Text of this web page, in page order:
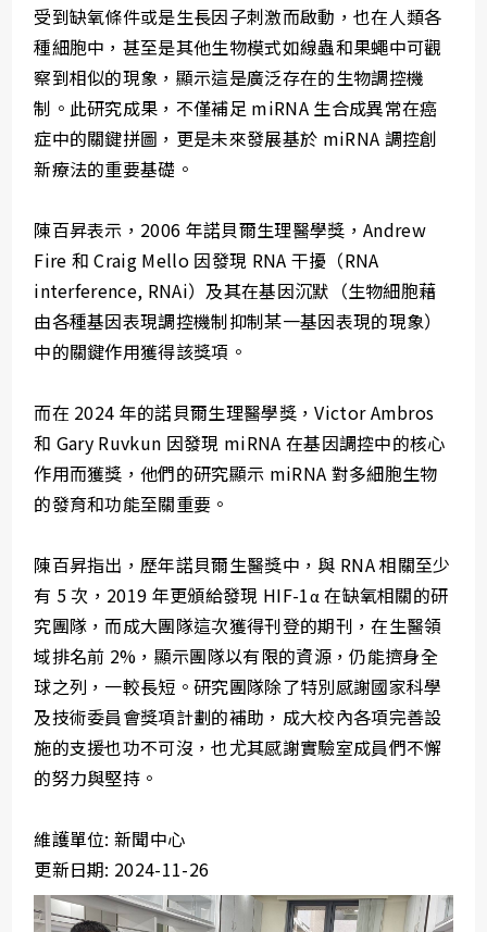
受到缺氧條件或是生長因子刺激而啟動，也在人類各
種細胞中，甚至是其他生物模式如線蟲和果蠅中可觀
察到相似的現象，顯示這是廣泛存在的生物調控機
制。此研究成果，不僅補足 miRNA 生合成異常在癌
症中的關鍵拼圖，更是未來發展基於 miRNA 調控創
新療法的重要基礎。
陳百昇表示，2006 年諾貝爾生理醫學獎，Andrew
Fire 和 Craig Mello 因發現 RNA 干擾（RNA
interference, RNAi）及其在基因沉默（生物細胞藉
由各種基因表現調控機制抑制某一基因表現的現象）
中的關鍵作用獲得該獎項。
而在 2024 年的諾貝爾生理醫學獎，Victor Ambros
和 Gary Ruvkun 因發現 miRNA 在基因調控中的核心
作用而獲獎，他們的研究顯示 miRNA 對多細胞生物
的發育和功能至關重要。
陳百昇指出，歷年諾貝爾生醫獎中，與 RNA 相關至少
有 5 次，2019 年更頒給發現 HIF-1α 在缺氧相關的研
究團隊，而成大團隊這次獲得刊登的期刊，在生醫領
域排名前 2%，顯示團隊以有限的資源，仍能擠身全
球之列，一較長短。研究團隊除了特別感謝國家科學
及技術委員會獎項計劃的補助，成大校內各項完善設
施的支援也功不可沒，也尤其感謝實驗室成員們不懈
的努力與堅持。
維護單位: 新聞中心
更新日期: 2024-11-26